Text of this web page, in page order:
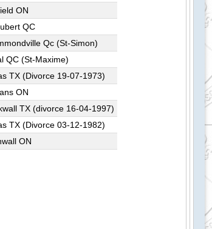
ON
QC
Qc (St-Simon)
QC (St-Maxime)
TX (Divorce 19-07-1973)
ON
TX (divorce 16-04-1997)
TX (Divorce 03-12-1982)
ON